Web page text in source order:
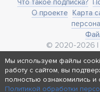
Что такое подписка?
О проекте Карта
© 2020-2026 |
г. Москва, ул.
Мы используем файлы
работу с сайтом, вы
полностью ознакомились и
Политикой обработки